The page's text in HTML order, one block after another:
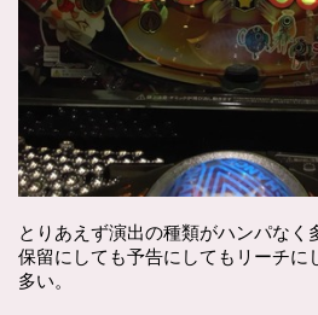
とりあえず演出の種類がハンパなく
保留にしても予告にしてもリーチに
多い。